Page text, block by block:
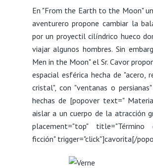
En "From the Earth to the Moon"
aventurero propone cambiar la
por un proyectil cilíndrico hueco
viajar algunos hombres. Sin
Men in the Moon" el Sr. Cavor
espacial esférica hecha de "acero,
cristal", con "ventanas o
hechas de [popover text="
aislar a un cuerpo de la atracción
placement="top" title="Término
ficción" trigger="click"]cavorita[/